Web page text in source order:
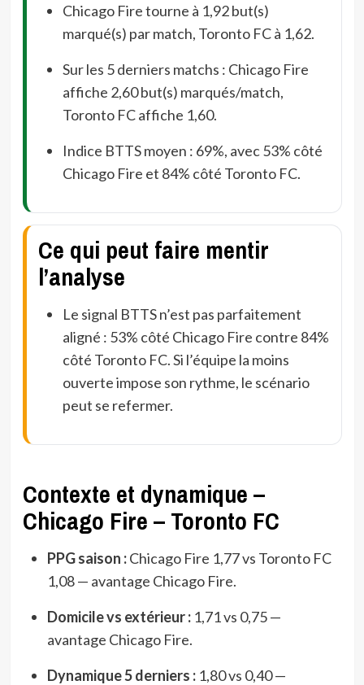
Chicago Fire tourne à 1,92 but(s)
marqué(s) par match, Toronto FC à 1,62.
Sur les 5 derniers matchs : Chicago Fire
affiche 2,60 but(s) marqués/match,
Toronto FC affiche 1,60.
Indice BTTS moyen : 69%, avec 53% côté
Chicago Fire et 84% côté Toronto FC.
Ce qui peut faire mentir
l’analyse
Le signal BTTS n’est pas parfaitement
aligné : 53% côté Chicago Fire contre 84%
côté Toronto FC. Si l’équipe la moins
ouverte impose son rythme, le scénario
peut se refermer.
Contexte et dynamique –
Chicago Fire – Toronto FC
PPG saison :Chicago Fire 1,77 vs Toronto FC
1,08 — avantage Chicago Fire.
Domicile vs extérieur :1,71 vs 0,75 —
avantage Chicago Fire.
Dynamique 5 derniers :1,80 vs 0,40 —